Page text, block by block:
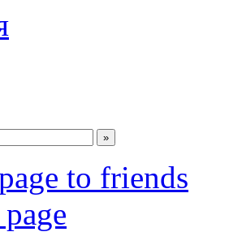
to friends